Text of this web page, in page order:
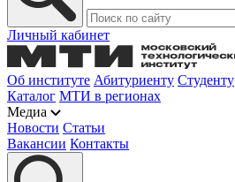
Личный кабинет
Об институте Абитуриенту Студенту
Каталог МТИ в регионах
Медиа
Новости Статьи
Вакансии Контакты